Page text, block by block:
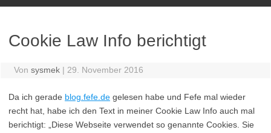
Cookie Law Info berichtigt
Von sysmek | 29. November 2016
Da ich gerade blog.fefe.de gelesen habe und Fefe mal wieder
recht hat, habe ich den Text in meiner Cookie Law Info auch mal
berichtigt: „Diese Webseite verwendet so genannte Cookies. Sie